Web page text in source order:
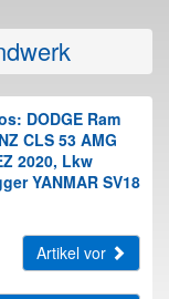
DODGE Ram
CLS 53 AMG
2020, Lkw
YANMAR SV18
Artikel vor